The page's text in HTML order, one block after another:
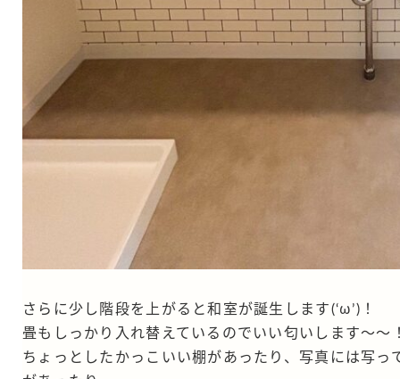
さらに少し階段を上がると和室が誕生します(‘ω’)！
畳もしっかり入れ替えているのでいい匂いします～～
ちょっとしたかっこいい棚があったり、写真には写